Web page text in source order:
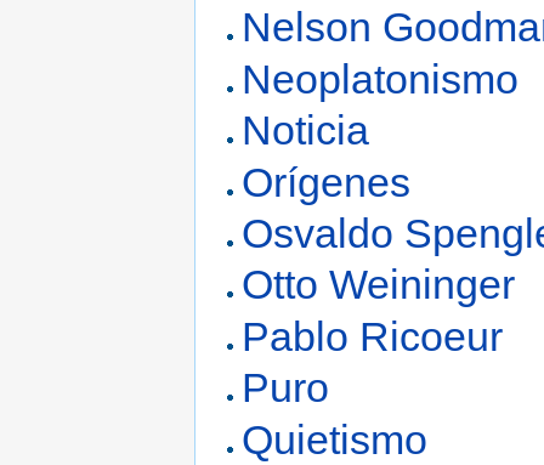
Nelson
Neoplatonismo
Noticia
Orígenes
Osvaldo
Otto Weininger
Pablo Ricoeur
Puro
Quietismo